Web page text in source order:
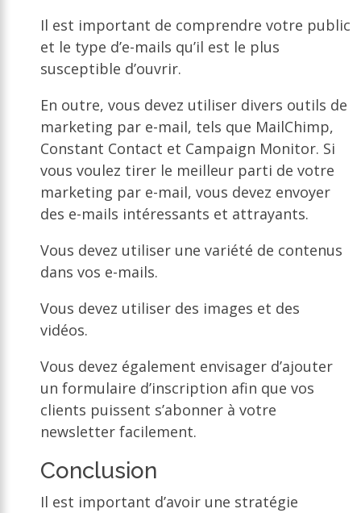
Il est important de comprendre votre public
et le type d’e-mails qu’il est le plus
susceptible d’ouvrir.
En outre, vous devez utiliser divers outils de
marketing par e-mail, tels que MailChimp,
Constant Contact et Campaign Monitor. Si
vous voulez tirer le meilleur parti de votre
marketing par e-mail, vous devez envoyer
des e-mails intéressants et attrayants.
Vous devez utiliser une variété de contenus
dans vos e-mails.
Vous devez utiliser des images et des
vidéos.
Vous devez également envisager d’ajouter
un formulaire d’inscription afin que vos
clients puissent s’abonner à votre
newsletter facilement.
Conclusion
Il est important d’avoir une stratégie